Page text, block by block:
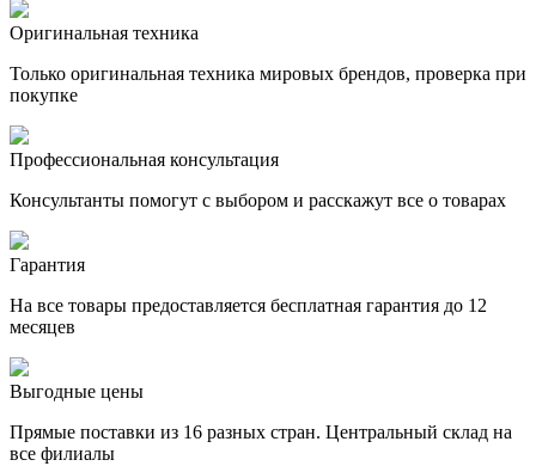
Оригинальная техника
Только оригинальная техника мировых брендов, проверка при
покупке
Профессиональная консультация
Консультанты помогут с выбором и расскажут все о товарах
Гарантия
На все товары предоставляется бесплатная гарантия до 12
месяцев
Выгодные цены
Прямые поставки из 16 разных стран. Центральный склад на
все филиалы